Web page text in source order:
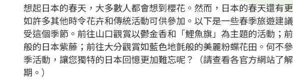
想起日本的春天，大多數人都會想到櫻花。然而，日本的春天還有
如許多其他時令花卉和傳統活動可供參加。以下是一些春季旅遊建
受這個季節。前往山口觀賞以鬱金香和「鯉魚旗」為主題的活動；
般的日本紫藤；前往大分觀賞如藍色地氈般的美麗粉蝶花田。何不
季活動，讓您獨特的日本回憶更加難忘呢？（請查看各官方網站了
期。）